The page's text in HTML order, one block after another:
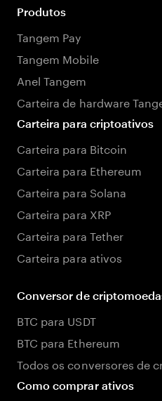
Produtos
Tangem Pay
Tangem Mobile
Anel Tangem
Carteira de hardware
Carteira para criptoativos
Carteira para Bitcoin
Carteira para Ethereum
Carteira para Solana
Carteira para XRP
Carteira para Tether
Carteira para ativos
Conversor de
BTC para USDT
BTC para Ethereum
Todos os conversores de
Como comprar ativos